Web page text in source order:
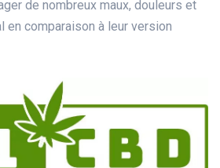
de nombreux maux, douleurs et
en comparaison à leur version